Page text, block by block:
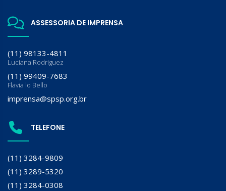
ASSESSORIA DE IMPRENSA
(11) 98133-4811
Luciana Rodriguez
(11) 99409-7683
Flavia lo Bello
imprensa@spsp.org.br
TELEFONE
(11) 3284-9809
(11) 3289-5320
(11) 3284-0308